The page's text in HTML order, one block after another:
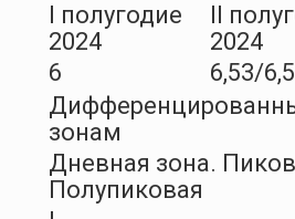
I полугодие
2024
II
2024
6
6,53/
зонам
Дневная зона.
Полупиковая